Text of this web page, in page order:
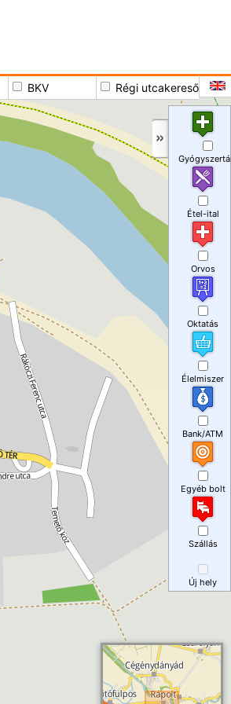
BKV Régi utcakereső
Étel-ital
Orvos
Oktatás
Élelmiszer
Bank/ATM
Egyéb bolt
Szállás
Új hely